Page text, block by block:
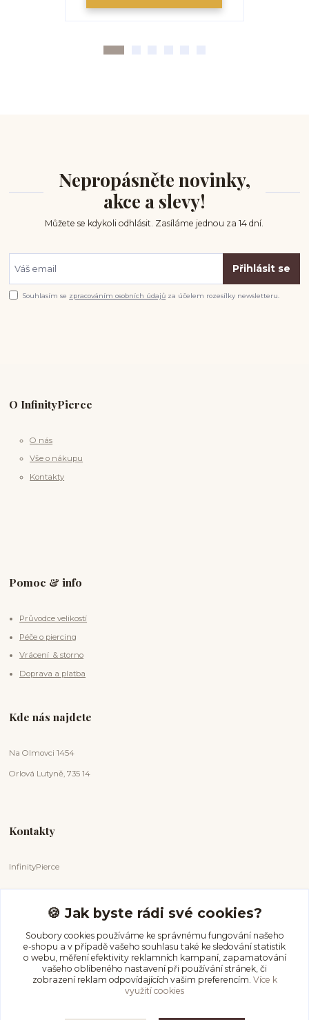
Nepropásněte novinky,
akce a slevy!
Můžete se kdykoli odhlásit. Zasíláme jednou za 14 dní.
Přihlásit se
Souhlasím se zpracováním osobních údajů za účelem rozesílky newsletteru.
O InfinityPierce
O nás
Vše o nákupu
Kontakty
Pomoc & info
Průvodce velikostí
Péče o piercing
Vrácení & storno
Doprava a platba
Kde nás najdete
Na Olmovci 1454
Orlová Lutyně, 735 14
Kontakty
InfinityPierce
+420 731 681 038
(Po-Ne, 9-18 hod.)
info@infinitypierce.cz
🍪 Jak byste rádi své cookies?
Soubory cookies používáme ke správnému fungování našeho
e-shopu a v případě vašeho souhlasu také ke sledování statistik
o webu, měření efektivity reklamních kampaní, zapamatování
vašeho oblíbeného nastavení při používání stránek, či
zobrazení reklam odpovídajících vašim preferencím. Více k
využití cookies